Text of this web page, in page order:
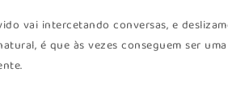
vai intercetando conversas, e
é que às vezes conseguem ser